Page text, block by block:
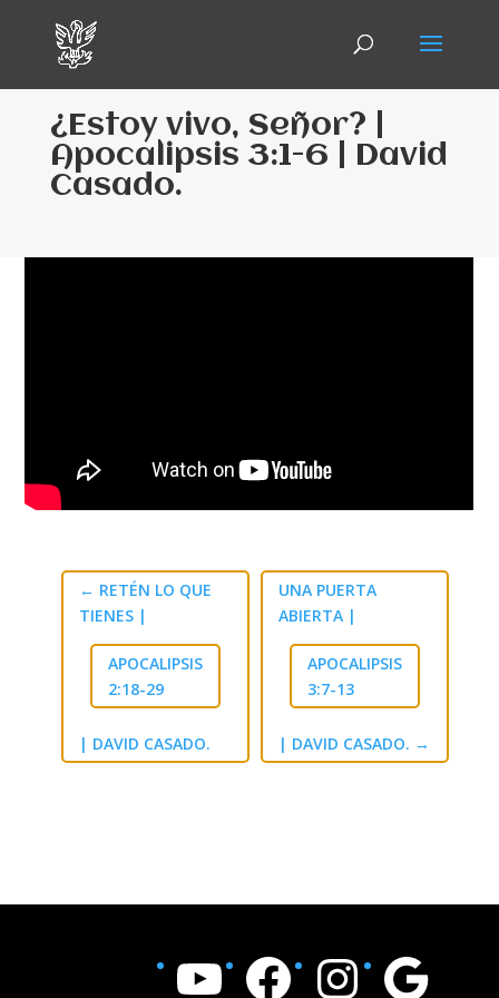
¿Estoy vivo, Señor? |
Apocalipsis 3:1-6 | David
Casado.
← RETÉN LO QUE
TIENES |
APOCALIPSIS
2:18-29
| DAVID CASADO.
UNA PUERTA
ABIERTA |
APOCALIPSIS
3:7-13
| DAVID CASADO. →
YouTube Facebook Instagram Google